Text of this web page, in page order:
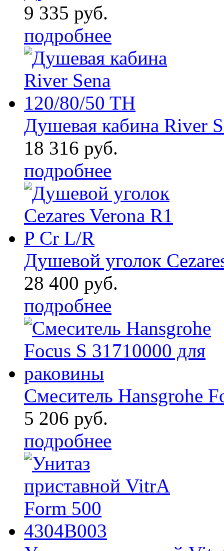
9 335 руб.
подробнее
Душевая кабина River
18 316 руб.
подробнее
Душевой уголок
28 400 руб.
подробнее
Смеситель Hansgrohe
5 206 руб.
подробнее